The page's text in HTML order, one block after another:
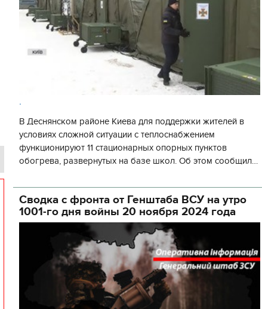
.
В Деснянском районе Киева для поддержки жителей в
условиях сложной ситуации с теплоснабжением
функционируют 11 стационарных опорных пунктов
обогрева, развернутых на базе школ. Об этом сообщил
государственной а
Сводка с фронта от Генштаба ВСУ на утро
1001-го дня войны 20 ноября 2024 года